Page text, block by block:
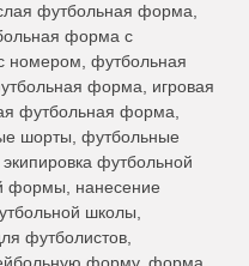
футбольная форма,
форма с
номером, футбольная
форма, игровая
футбольная форма,
шорты, футбольные
футбольной
формы, нанесение
школы,
футболистов,